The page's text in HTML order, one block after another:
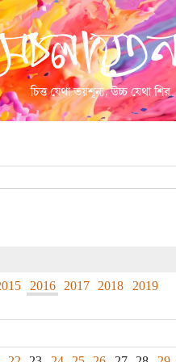
2016 2017 2018
2019